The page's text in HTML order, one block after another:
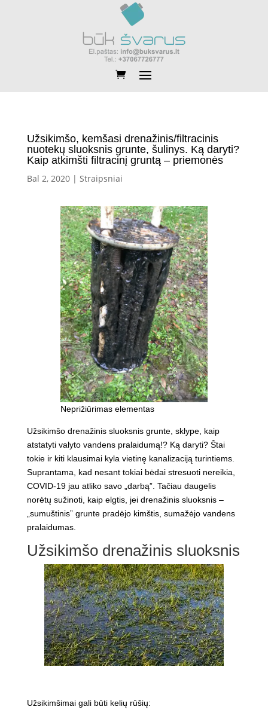
Užsikimšo, kemšasi drenažinis/filtracinis
nuotekų sluoksnis grunte, šulinys. Ką daryti?
Kaip atkimšti filtracinį gruntą – priemonės
Bal 2, 2020| Straipsniai
Neprižiūrimas elementas
Užsikimšo drenažinis sluoksnis grunte, sklype, kaip
atstatyti valyto vandens pralaidumą!? Ką daryti? Štai
tokie ir kiti klausimai kyla vietinę kanalizaciją turintiems.
Suprantama, kad nesant tokiai bėdai stresuoti nereikia,
COVID-19 jau atliko savo „darbą”. Tačiau daugelis
norėtų sužinoti, kaip elgtis, jei drenažinis sluoksnis –
„sumuštinis” grunte pradėjo kimštis, sumažėjo vandens
pralaidumas.
Užsikimšo drenažinis sluoksnis
Užsikimšimai gali būti kelių rūšių: